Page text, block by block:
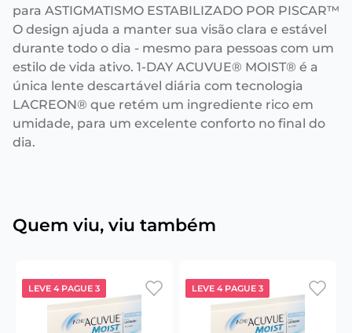
para ASTIGMATISMO ESTABILIZADO POR PISCAR™
O design ajuda a manter sua visão clara e estável
durante todo o dia - mesmo para pessoas com um
estilo de vida ativo. 1-DAY ACUVUE® MOIST® é a
única lente descartável diária com tecnologia
LACREON® que retém um ingrediente rico em
umidade, para um excelente conforto no final do
dia.
Quem viu, viu também
LEVE 4 PAGUE 3 LEVE 4 PAGUE 3